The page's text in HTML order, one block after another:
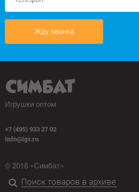
Жду звонка
Игрушки оптом
+7 (495) 933 27 02
info@igr.ru
© 2018 «Симбат»